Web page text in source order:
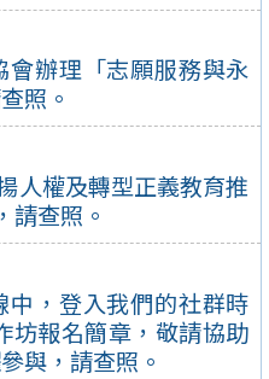
辦理「志願服務與永
照。
人權及轉型正義教育推
請查照。
，登入我們的社群時
坊報名簡章，敬請協助
與，請查照。